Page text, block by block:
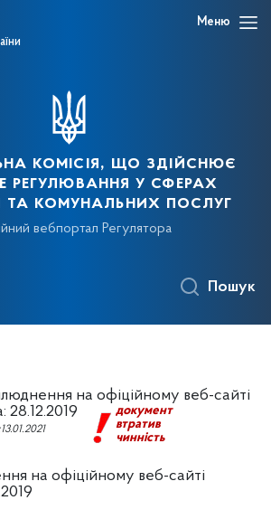
Меню
комісія, що здійснює
регулювання у сферах
та комунальних послуг
вебпортал Регулятора
Пошук
на офіційному веб-сайті
28.12.2019
документ
втратив
чинність
на офіційному веб-сайті